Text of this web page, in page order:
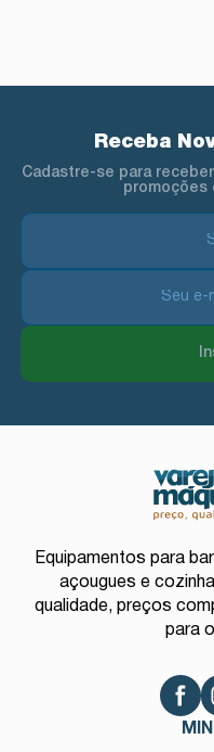
Receba
Cadastre-se para
promoções
Equipamentos para
açougues e
qualidade, preços
para